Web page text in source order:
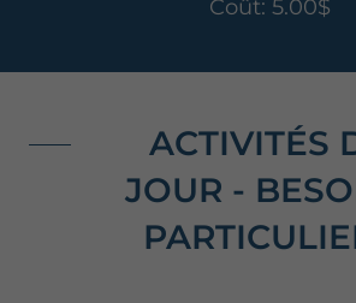
Coût: 5.00$
ACTIVITÉS
JOUR -